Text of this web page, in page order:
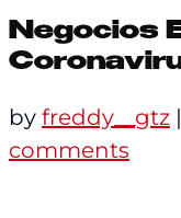
Negocios
by freddy__gtz |
comments